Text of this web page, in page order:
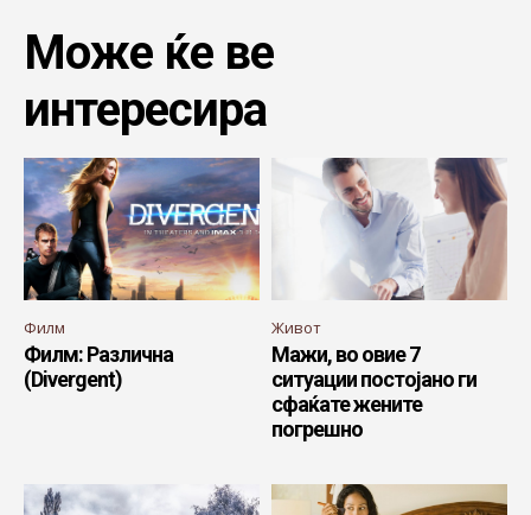
Може ќе ве
интересира
Филм
Филм: Различна
(Divergent)
Живот
Мажи, во овие 7
ситуации постојано ги
сфаќате жените
погрешно